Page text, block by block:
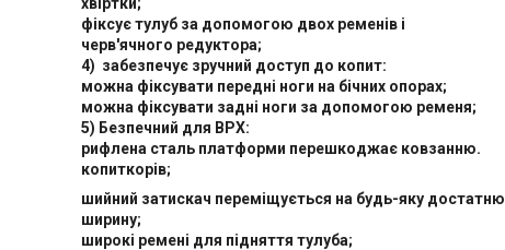
фіксує тулуб за допомогою двох ременів і
черв'ячного редуктора;
4) забезпечує зручний доступ до копит:
можна фіксувати передні ноги на бічних опорах;
можна фіксувати задні ноги за допомогою ременя;
5) Безпечний для ВРХ:
рифлена сталь платформи перешкоджає ковзанню.
копиткорів;
шийний затискач переміщується на будь-яку достатню
ширину;
широкі ремені для підняття тулуба;